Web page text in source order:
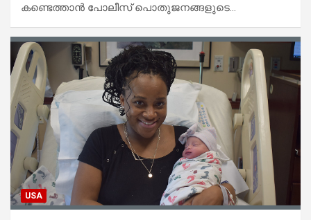
കണ്ടെത്താൻ പോലീസ് പൊതുജനങ്ങളുടെ…
USA